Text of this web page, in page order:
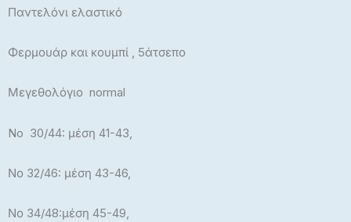
Παντελόνι ελαστικό
Φερμουάρ και κουμπί , 5άτσεπο
Μεγεθολόγιο normal
No 30/44: μέση 41-43,
Νο 32/46: μέση 43-46,
Νο 34/48:μέση 45-49,